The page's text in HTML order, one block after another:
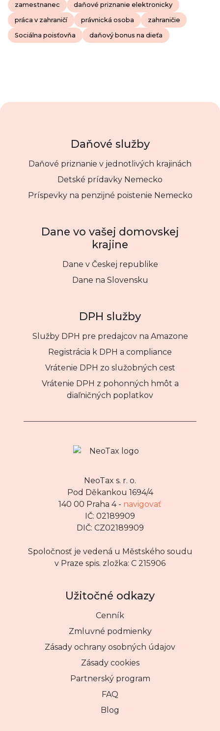
zamestnanec daňové priznanie elektronicky
práca v zahraničí právnická osoba zahraničie
Sociálna poisťovňa daňový bonus na dieťa
Daňové služby
Daňové priznanie v jednotlivých krajinách
Detské prídavky Nemecko
Príspevky na penzijné poistenie Nemecko
Dane vo vašej domovskej
krajine
Dane v Českej republike
Dane na Slovensku
DPH služby
Služby DPH pre predajcov na Amazone
Registrácia k DPH a compliance
Vrátenie DPH zo služobných cest
Vrátenie DPH z pohonných hmôt a
diaľničných poplatkov
NeoTax s. r. o.
Pod Děkankou 1694/4
140 00 Praha 4 - navigovať
IČ: 02189909
DIČ: CZ02189909
Spoločnosť je vedená u Městského soudu
v Praze spis. zložka: C 215906
Užitočné odkazy
Cenník
Zmluvné podmienky
Zásady ochrany osobných údajov
Zásady cookies
Partnerský program
FAQ
Blog